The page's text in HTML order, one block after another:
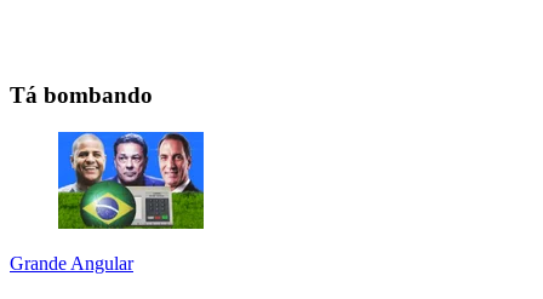
Tá bombando
Grande Angular